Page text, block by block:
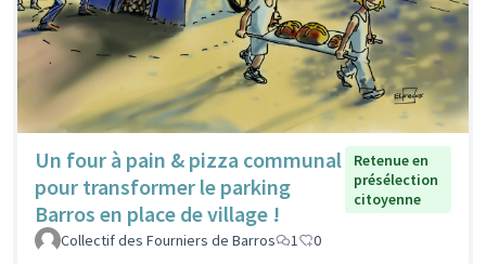
Un four à pain & pizza communal
pour transformer le parking
Barros en place de village !
Retenue en
présélection
citoyenne
Collectif des Fourniers de Barros 1 0